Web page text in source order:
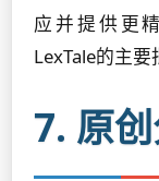
应并提供更
LexTale的主要
7. 原